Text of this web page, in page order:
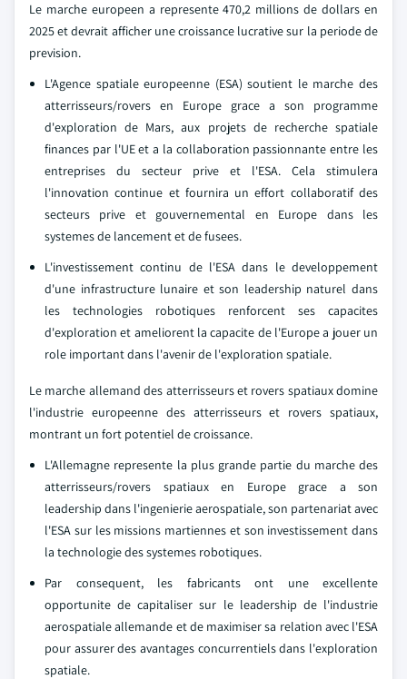
Le marche europeen a represente 470,2 millions de dollars en
2025 et devrait afficher une croissance lucrative sur la periode de
prevision.
L'Agence spatiale europeenne (ESA) soutient le marche des
atterrisseurs/rovers en Europe grace a son programme
d'exploration de Mars, aux projets de recherche spatiale
finances par l'UE et a la collaboration passionnante entre les
entreprises du secteur prive et l'ESA. Cela stimulera
l'innovation continue et fournira un effort collaboratif des
secteurs prive et gouvernemental en Europe dans les
systemes de lancement et de fusees.
L'investissement continu de l'ESA dans le developpement
d'une infrastructure lunaire et son leadership naturel dans
les technologies robotiques renforcent ses capacites
d'exploration et ameliorent la capacite de l'Europe a jouer un
role important dans l'avenir de l'exploration spatiale.
Le marche allemand des atterrisseurs et rovers spatiaux domine
l'industrie europeenne des atterrisseurs et rovers spatiaux,
montrant un fort potentiel de croissance.
L'Allemagne represente la plus grande partie du marche des
atterrisseurs/rovers spatiaux en Europe grace a son
leadership dans l'ingenierie aerospatiale, son partenariat avec
l'ESA sur les missions martiennes et son investissement dans
la technologie des systemes robotiques.
Par consequent, les fabricants ont une excellente
opportunite de capitaliser sur le leadership de l'industrie
aerospatiale allemande et de maximiser sa relation avec l'ESA
pour assurer des avantages concurrentiels dans l'exploration
spatiale.